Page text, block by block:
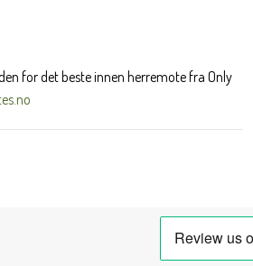
for det beste innen herremote fra Only